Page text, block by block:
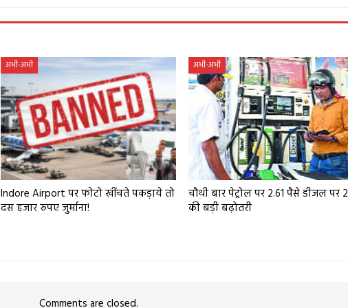
अभी-अभी
Indore Airport पर फोटो खींचते पकड़ाये तो
दस हजार रुपए जुर्माना!
अभी-अभी
चौथी बार पेट्रोल पर 2.61 पैसे डीजल पर
की बड़ी बढ़ोतरी
Comments are closed.